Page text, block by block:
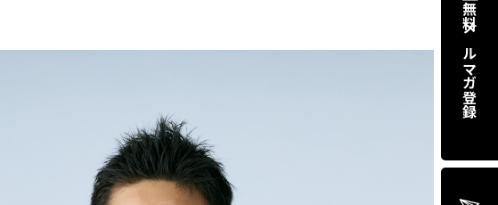
無料メルマガ登録